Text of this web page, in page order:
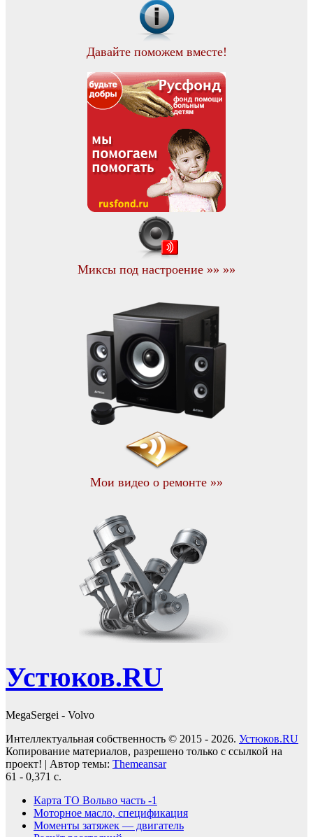
Давайте поможем вместе!
Миксы под настроение »» »»
Мои видео о ремонте »»
Устюков.RU
MegaSergei - Volvo
Интеллектуальная собственность © 2015 - 2026. Устюков.RU
Копирование материалов, разрешено только с ссылкой на
проект! | Автор темы: Themeansar
61 - 0,371 с.
Карта ТО Вольво часть -1
Моторное масло, спецификация
Моменты затяжек — двигатель